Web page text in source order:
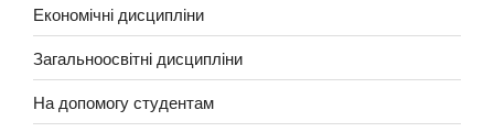
Економічні дисципліни
Загальноосвітні дисципліни
На допомогу студентам